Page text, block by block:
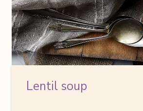
Lentil soup